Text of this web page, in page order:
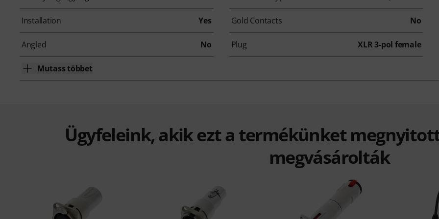
Installation Yes Gold Contacts No
Angled No Plug XLR 3-pol female
Mutass többet
Ügyfeleink, akik ezt a termékünket
megvásárolták